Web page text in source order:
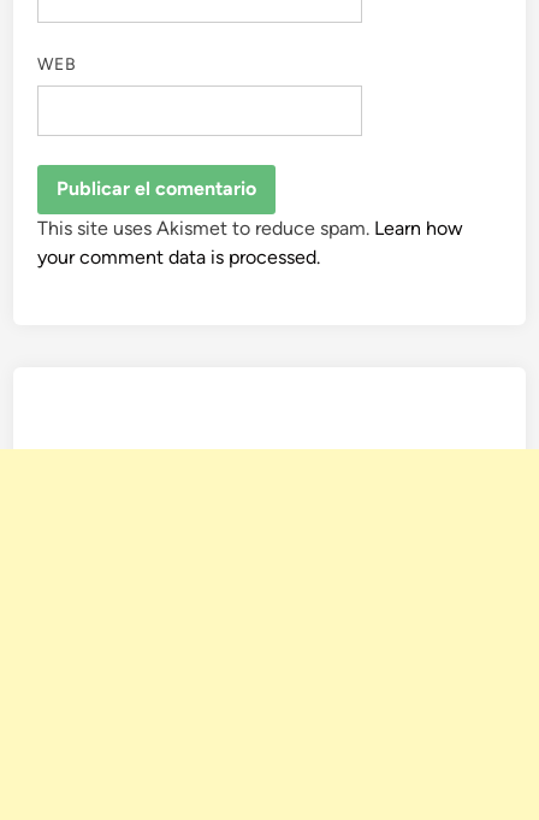
WEB
This site uses Akismet to reduce spam. Learn how
your comment data is processed.